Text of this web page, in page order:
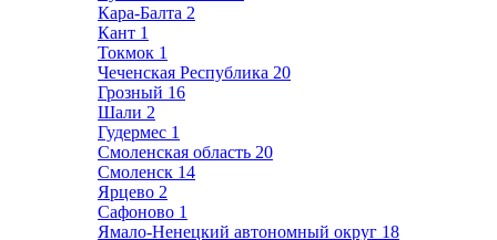
Кара-Балта 2
Кант 1
Токмок 1
Чеченская Республика 20
Грозный 16
Шали 2
Гудермес 1
Смоленская область 20
Смоленск 14
Ярцево 2
Сафоново 1
Ямало-Ненецкий автономный округ 18